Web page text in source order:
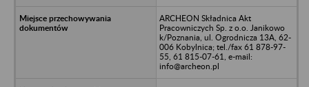
ARCHEON Składnica Akt
Pracowniczych Sp. z o.o. Janikowo
k/Poznania, ul. Ogrodnicza 13A, 62-
006 Kobylnica; tel./fax 61 878-97-
55, 61 815-07-61, e-mail:
info@archeon.pl